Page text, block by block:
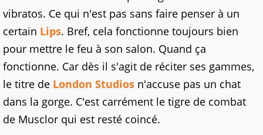
vibratos. Ce qui n'est pas sans faire penser à un
certain Lips. Bref, cela fonctionne toujours bien
pour mettre le feu à son salon. Quand ça
fonctionne. Car dès il s'agit de réciter ses gammes,
le titre de London Studios n'accuse pas un chat
dans la gorge. C'est carrément le tigre de combat
de Musclor qui est resté coincé.